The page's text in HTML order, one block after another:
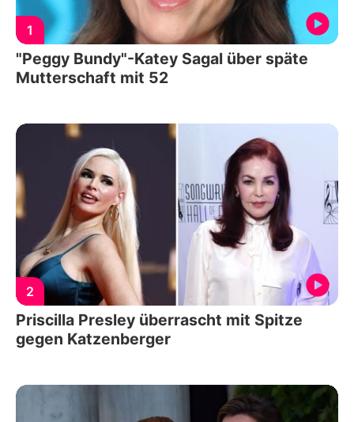
1
"Peggy Bundy"-Katey Sagal über späte
Mutterschaft mit 52
2
Priscilla Presley überrascht mit Spitze
gegen Katzenberger